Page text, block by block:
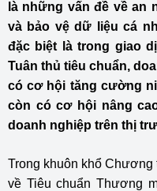
là những vấn đề về an
và bảo vệ dữ liệu cá
đặc biệt là trong giao
Tuân thủ tiêu chuẩn,
có cơ hội tăng cường
còn có cơ hội nâng
doanh nghiệp trên thị
Trong khuôn khổ Chương
về Tiêu chuẩn Thương